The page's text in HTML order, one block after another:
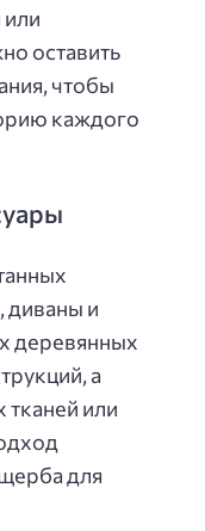
оставить
чтобы
каждого
диваны и
деревянных
а
или
для